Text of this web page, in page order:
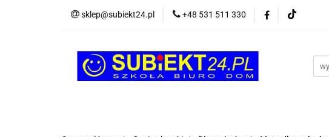
sklep@subiekt24.pl +48 531 511 330
SZKOLNE BIUROWE
ŚWIĄTECZNE i OKAZJONALNE